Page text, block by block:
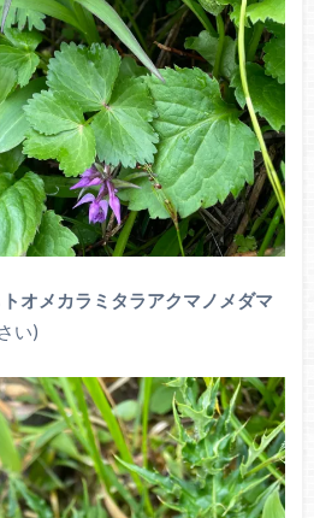
トオメカラミタラアクマノメダマ
い)